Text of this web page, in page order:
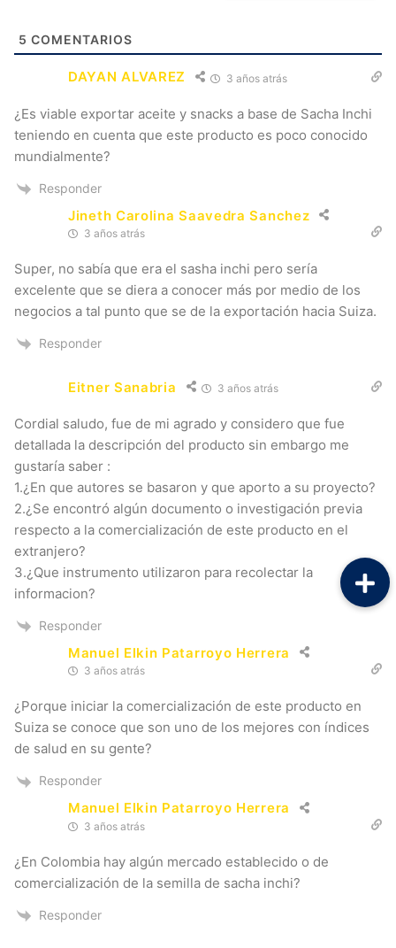
5 COMENTARIOS
DAYAN ALVAREZ 3 años atrás
¿Es viable exportar aceite y snacks a base de Sacha Inchi
teniendo en cuenta que este producto es poco conocido
mundialmente?
Responder
Jineth Carolina Saavedra Sanchez
3 años atrás
Super, no sabía que era el sasha inchi pero sería
excelente que se diera a conocer más por medio de los
negocios a tal punto que se de la exportación hacia Suiza.
Responder
Eitner Sanabria 3 años atrás
Cordial saludo, fue de mi agrado y considero que fue
detallada la descripción del producto sin embargo me
gustaría saber :
1.¿En que autores se basaron y que aporto a su proyecto?
2.¿Se encontró algún documento o investigación previa
respecto a la comercialización de este producto en el
extranjero?
3.¿Que instrumento utilizaron para recolectar la
informacion?
Responder
Manuel Elkin Patarroyo Herrera
3 años atrás
¿Porque iniciar la comercialización de este producto en
Suiza se conoce que son uno de los mejores con índices
de salud en su gente?
Responder
Manuel Elkin Patarroyo Herrera
3 años atrás
¿En Colombia hay algún mercado establecido o de
comercialización de la semilla de sacha inchi?
Responder